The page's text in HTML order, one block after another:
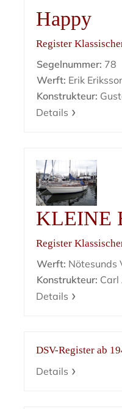
Happy
Register
Segelnummer: 78
Werft: Erik
Konstrukteur:
Details
KLEINE
Register
Werft: Nötesunds
Konstrukteur: Carl
Details
DSV-Register ab
Details